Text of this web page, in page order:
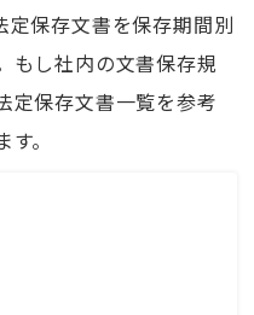
定保存文書を保存期間別
もし社内の文書保存規
定保存文書一覧を参考
。